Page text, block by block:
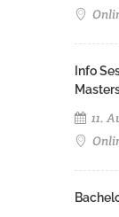
Info
11.